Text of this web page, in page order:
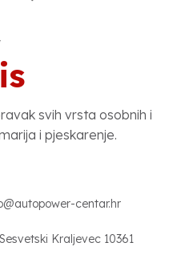
svih vrsta osobnih i
i pjeskarenje.
centar.hr
Kraljevec 10361